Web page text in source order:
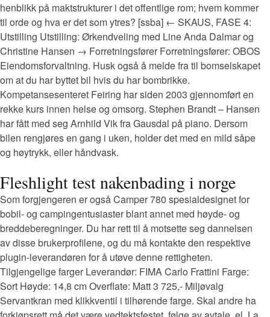
henblikk på maktstrukturer i det offentlige rom; hvem kommer
til orde og hva er det som ytres? [ssba] ← SKAUS, FASE 4:
Utstilling Utstilling: Ørkendveling med Line Anda Dalmar og
Christine Hansen → Forretningsfører Forretningsfører: OBOS
Eiendomsforvaltning. Husk også å melde fra til bomselskapet
om at du har byttet bil hvis du har bombrikke.
Kompetansesenteret Feiring har siden 2003 gjennomført en
rekke kurs innen helse og omsorg. Stephen Brandt – Hansen
har fått med seg Arnhild Vik fra Gausdal på piano. Dersom
bilen rengjøres en gang i uken, holder det med en mild såpe
og høytrykk, eller håndvask.
Fleshlight test nakenbading i norge
Som forgjengeren er også Camper 780 spesialdesignet for
bobil- og campingentusiaster blant annet med høyde- og
breddeberegninger. Du har rett til å motsette seg dannelsen
av disse brukerprofilene, og du må kontakte den respektive
plugin-leverandøren for å utøve denne rettigheten.
Tilgjengelige farger Leverandør: FIMA Carlo Frattini Farge:
Sort Høyde: 14,8 cm Overflate: Matt 3 725,- Miljøvalg
Servantkran med klikkventil i tilhørende farge. Skal andre ha